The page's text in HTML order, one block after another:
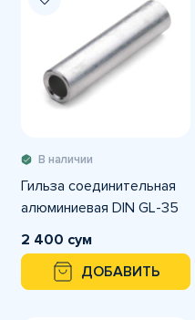
В наличии
Гильза соединительная
алюминиевая DIN GL-35
2 400 сум
ДОБАВИТЬ